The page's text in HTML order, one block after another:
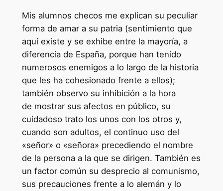
Mis alumnos checos me explican su peculiar
forma de amar a su patria (sentimiento que
aquí existe y se exhibe entre la mayoría, a
diferencia de España, porque han tenido
numerosos enemigos a lo largo de la historia
que les ha cohesionado frente a ellos);
también observo su inhibición a la hora
de mostrar sus afectos en público, su
cuidadoso trato los unos con los otros y,
cuando son adultos, el continuo uso del
«señor» o «señora» precediendo el nombre
de la persona a la que se dirigen. También es
un factor común su desprecio al comunismo,
sus precauciones frente a lo alemán y lo